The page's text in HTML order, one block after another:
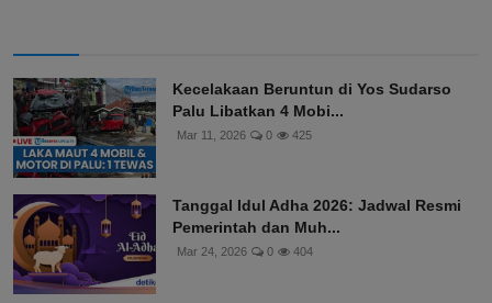
Kecelakaan Beruntun di Yos Sudarso
Palu Libatkan 4 Mobi...
Mar 11, 2026 0 425
Tanggal Idul Adha 2026: Jadwal Resmi
Pemerintah dan Muh...
Mar 24, 2026 0 404